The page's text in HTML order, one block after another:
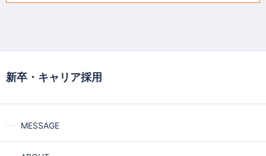
新卒・キャリア採用
MESSAGE